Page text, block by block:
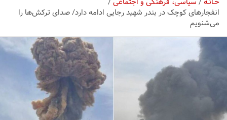
انفجار‌های کوچک در بندر شهید رجایی ادامه دارد/ صدای ترکش‌ها را
می‌شنویم